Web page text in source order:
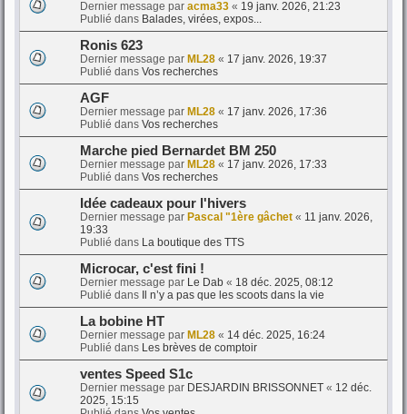
Dernier message par acma33 « 19 janv. 2026, 21:23
Publié dans Balades, virées, expos...
Ronis 623
Dernier message par ML28 « 17 janv. 2026, 19:37
Publié dans Vos recherches
AGF
Dernier message par ML28 « 17 janv. 2026, 17:36
Publié dans Vos recherches
Marche pied Bernardet BM 250
Dernier message par ML28 « 17 janv. 2026, 17:33
Publié dans Vos recherches
Idée cadeaux pour l'hivers
Dernier message par Pascal "1ère gâchet « 11 janv. 2026,
19:33
Publié dans La boutique des TTS
Microcar, c'est fini !
Dernier message par Le Dab « 18 déc. 2025, 08:12
Publié dans Il n’y a pas que les scoots dans la vie
La bobine HT
Dernier message par ML28 « 14 déc. 2025, 16:24
Publié dans Les brèves de comptoir
ventes Speed S1c
Dernier message par DESJARDIN BRISSONNET « 12 déc.
2025, 15:15